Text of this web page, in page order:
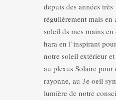
depuis des années très
régulièrement mais en
soleil ds mes mains
hara en l’inspirant
notre soleil extérieur
au plexus Solaire pour
rayonne, au 3e oeil
lumière de notre